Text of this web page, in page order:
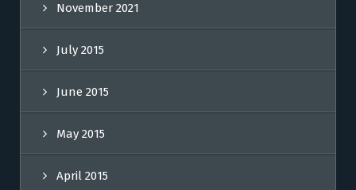
November 2021
July 2015
June 2015
May 2015
April 2015